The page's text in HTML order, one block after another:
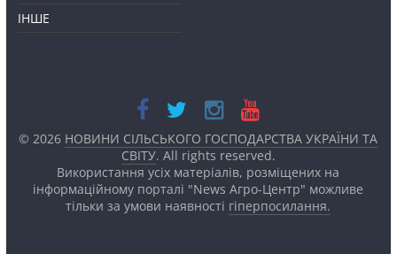
ІНШЕ
© 2026 НОВИНИ СІЛЬСЬКОГО ГОСПОДАРСТВА УКРАЇНИ ТА
СВІТУ. All rights reserved.
Використання усіх матеріалів, розміщених на
інформаційному порталі "News Агро-Центр" можливе
тільки за умови наявності гіперпосилання.